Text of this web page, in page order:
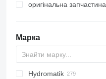
оригінальна запчастина
Марка
AZ
BM
ROC
1404
A-series
Futura
CityCat
721
120
C-series
AS
AC
Solar
M-series
F-series
Ducato
F-MAX
M series
THP
GMK
60E
TD
Hydromatik